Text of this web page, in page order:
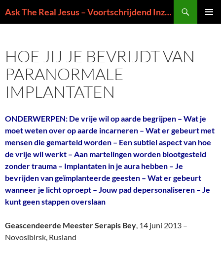
naar
Ask The Real Jesus – Voortschrijdend Inzicht in de Zin van het Leven
HOE JIJ JE BEVRIJDT VAN
PARANORMALE
IMPLANTATEN
ONDERWERPEN: De vrije wil op aarde begrijpen – Wat je
moet weten over op aarde incarneren – Wat er gebeurt met
mensen die gemarteld worden – Een subtiel aspect van hoe
de vrije wil werkt – Aan martelingen worden blootgesteld
zonder trauma – Implantaten in je aura hebben – Je
bevrijden van geïmplanteerde geesten – Wat er gebeurt
wanneer je licht oproept – Jouw pad depersonaliseren – Je
kunt geen stappen overslaan
Geascendeerde Meester Serapis Bey, 14 juni 2013 –
Novosibirsk, Rusland